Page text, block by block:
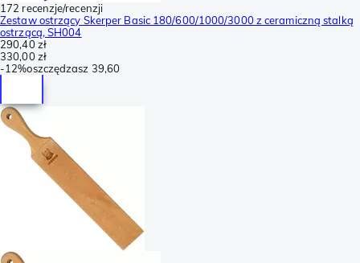
172 recenzje/recenzji
Zestaw ostrzący Skerper Basic 180/600/1000/3000 z ceramiczną stalką
ostrzącą, SH004
290,40 zł
330,00 zł
-12%oszczędzasz 39,60